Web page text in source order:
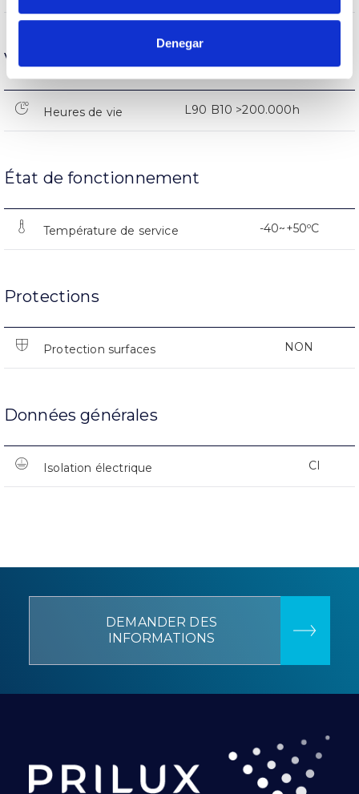
Denegar
Vie
Heures de vie L90 B10 >200.000h
État de fonctionnement
Température de service -40~+50ºC
Protections
Protection surfaces NON
Données générales
Isolation électrique CI
DEMANDER DES
INFORMATIONS